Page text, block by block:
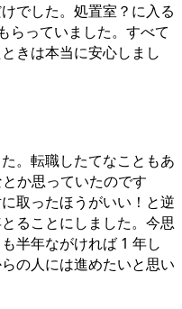
でした。処置室？に入る
らっていました。すべて
きは本当に安心しまし
。転職したてなこともあ
か思っていたのです
取ったほうがいい！と逆
ることにしました。今思
半年ながければ 1 年し
の人には進めたいと思い